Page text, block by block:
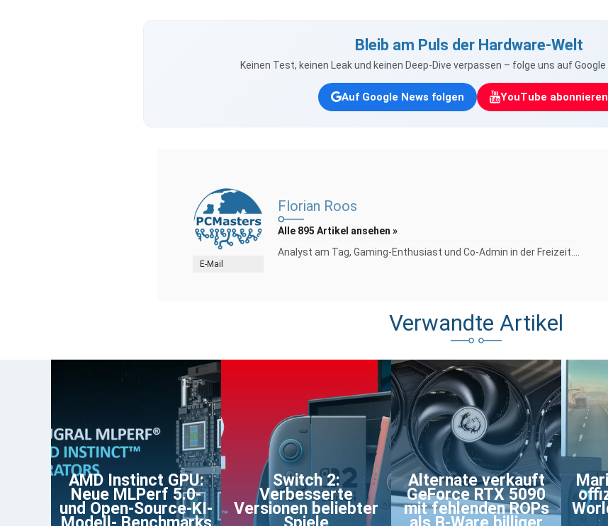
Bleib am Puls der Hardware-Welt
Keinen Test, keinen Leak und keinen Deep-Dive verpassen – folge uns auf
Auf Google News folgen YouTube abonnieren
E-Mail
Florian Roos
Alle 895 Artikel ansehen »
Analyst am Tag, Gaming-Enthusiast und Co-Admin in der Freizeit....
Verwandte Artikel
AMD Instinct GPU:
Neue MLPerf 5.0-
und Open-Source-KI-
Switch 2:
Verbesserte
Versionen beliebter
Alternate verkauft
GeForce RTX 5090
mit fehlenden ROPs